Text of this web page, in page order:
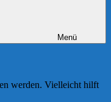
Menü
werden. Vielleicht hilft